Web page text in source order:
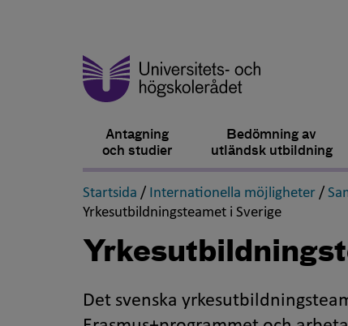
Antagning
och studier
Bedömning av
utländsk utbildning
Startsida ,
/ Internationella möjligheter ,
/
Yrkesutbildningsteamet i Sverige,
Det svenska